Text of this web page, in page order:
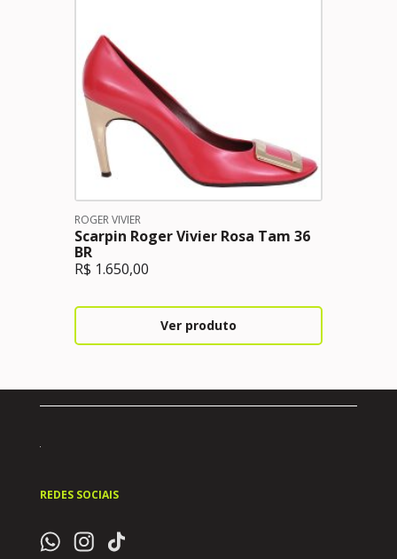
ROGER VIVIER
Scarpin Roger Vivier Rosa Tam 36
BR
R$ 1.650,00
Ver produto
REDES SOCIAIS